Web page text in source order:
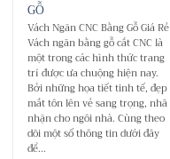
GỖ
Vách Ngăn CNC Bằng Gỗ Giá Rẻ
Vách ngăn bằng gỗ cắt CNC là
một trong các hình thức trang
trí được ưa chuộng hiện nay.
Bởi những họa tiết tinh tế, đẹp
mắt tôn lên vẻ sang trọng, nhã
nhặn cho ngôi nhà. Cùng theo
dõi một số thông tin dưới đây
để...